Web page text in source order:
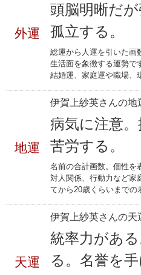
外運
頭脳明晰だ
孤立する。
総運から人運を引いた画
生活面を象徴する運勢で
結婚運、家庭運や職場、
地運
伊賀上紗英さんの地
病気に注意。
苦労する。
名前の合計画数。個性を
対人関係、行動力など家
てから20歳くらいまでの
天運
伊賀上紗英さんの天
統率力があ
る。名誉を手